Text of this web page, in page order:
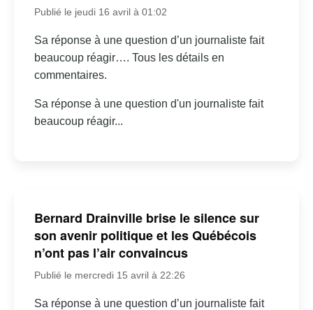
Publié le jeudi 16 avril à 01:02
Sa réponse à une question d’un journaliste fait
beaucoup réagir…. Tous les détails en
commentaires.
Sa réponse à une question d'un journaliste fait
beaucoup réagir...
Bernard Drainville brise le silence sur
son avenir politique et les Québécois
n’ont pas l’air convaincus
Publié le mercredi 15 avril à 22:26
Sa réponse à une question d’un journaliste fait